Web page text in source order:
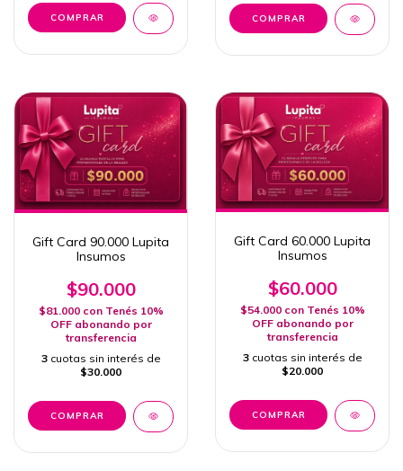
Gift Card 90.000 Lupita
Insumos
$90.000
$81.000 con Tenés 10%
OFF abonando por
transferencia
3 cuotas sin interés de
$30.000
Gift Card 60.000 Lupita
Insumos
$60.000
$54.000 con Tenés 10%
OFF abonando por
transferencia
3 cuotas sin interés de
$20.000